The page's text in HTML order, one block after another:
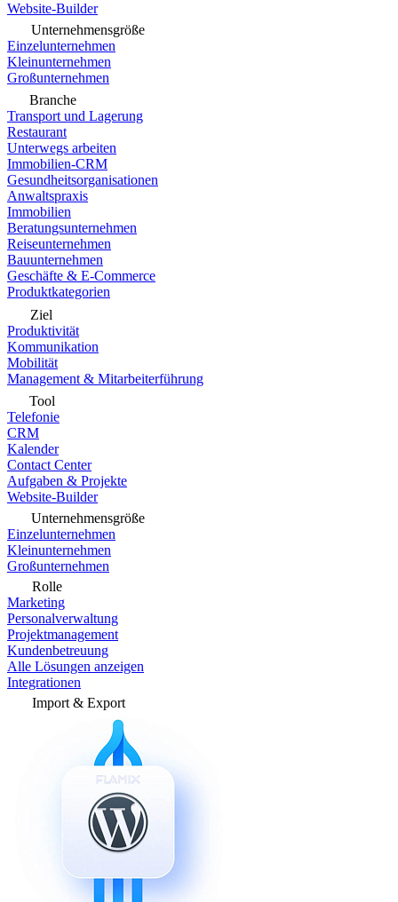
Website-Builder
Unternehmensgröße
Einzelunternehmen
Kleinunternehmen
Großunternehmen
Branche
Transport und Lagerung
Restaurant
Unterwegs arbeiten
Immobilien-CRM
Gesundheitsorganisationen
Anwaltspraxis
Immobilien
Beratungsunternehmen
Reiseunternehmen
Bauunternehmen
Geschäfte & E-Commerce
Produktkategorien
Ziel
Produktivität
Kommunikation
Mobilität
Management & Mitarbeiterführung
Tool
Telefonie
CRM
Kalender
Contact Center
Aufgaben & Projekte
Website-Builder
Unternehmensgröße
Einzelunternehmen
Kleinunternehmen
Großunternehmen
Rolle
Marketing
Personalverwaltung
Projektmanagement
Kundenbetreuung
Alle Lösungen anzeigen
Integrationen
Import & Export